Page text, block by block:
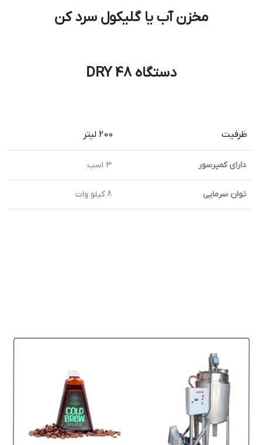
مخزن آب یا گلیکول سرد کن
دستگاه DRY 48
ظرفیت 200 لیتر
دارای کمپرسور 3 اسب
توان سرمایی 8 کیلو وات